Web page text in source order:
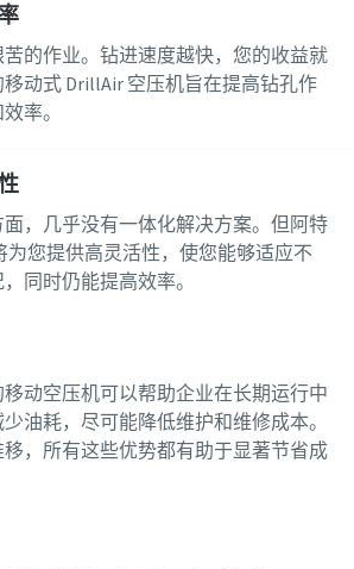
的作业。钻进速度越快，您的收益就
动式 DrillAir 空压机旨在提高钻孔作
率。
，几乎没有一体化解决方案。但阿特
为您提供高灵活性，使您能够适应不
同时仍能提高效率。
动空压机可以帮助企业在长期运行中
油耗，尽可能降低维护和维修成本。
，所有这些优势都有助于显著节省成